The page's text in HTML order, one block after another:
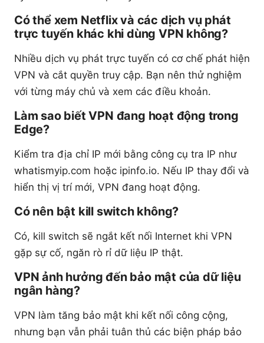
Có thể xem Netflix và các dịch vụ phát
trực tuyến khác khi dùng VPN không?
Nhiều dịch vụ phát trực tuyến có cơ chế phát hiện
VPN và cắt quyền truy cập. Bạn nên thử nghiệm
với từng máy chủ và xem các điều khoản.
Làm sao biết VPN đang hoạt động trong
Edge?
Kiểm tra địa chỉ IP mới bằng công cụ tra IP như
whatismyip.com hoặc ipinfo.io. Nếu IP thay đổi và
hiển thị vị trí mới, VPN đang hoạt động.
Có nên bật kill switch không?
Có, kill switch sẽ ngắt kết nối Internet khi VPN
gặp sự cố, ngăn rò rỉ dữ liệu IP thật.
VPN ảnh hưởng đến bảo mật của dữ liệu
ngân hàng?
VPN làm tăng bảo mật khi kết nối công cộng,
nhưng bạn vẫn phải tuân thủ các biện pháp bảo